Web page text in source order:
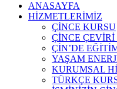
ANASAYFA
HİZMETLERİMİZ
ÇİNCE KURSU
ÇİNCE
ÇİN’DE
YAŞAM
KURUMSAL
TÜRKÇE